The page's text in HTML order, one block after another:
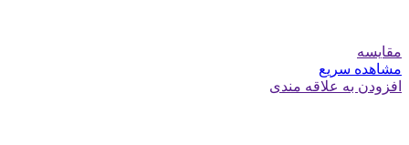
مقایسه
مشاهده سریع
افزودن به علاقه مندی